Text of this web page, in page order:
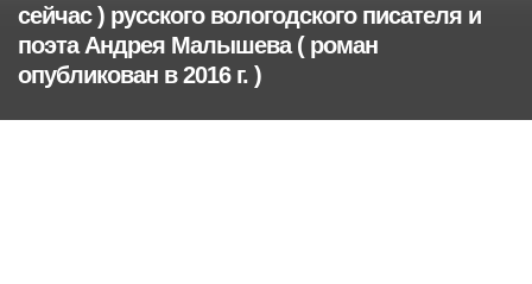
сейчас ) русского вологодского писателя и
поэта Андрея Малышева ( роман
опубликован в 2016 г. )